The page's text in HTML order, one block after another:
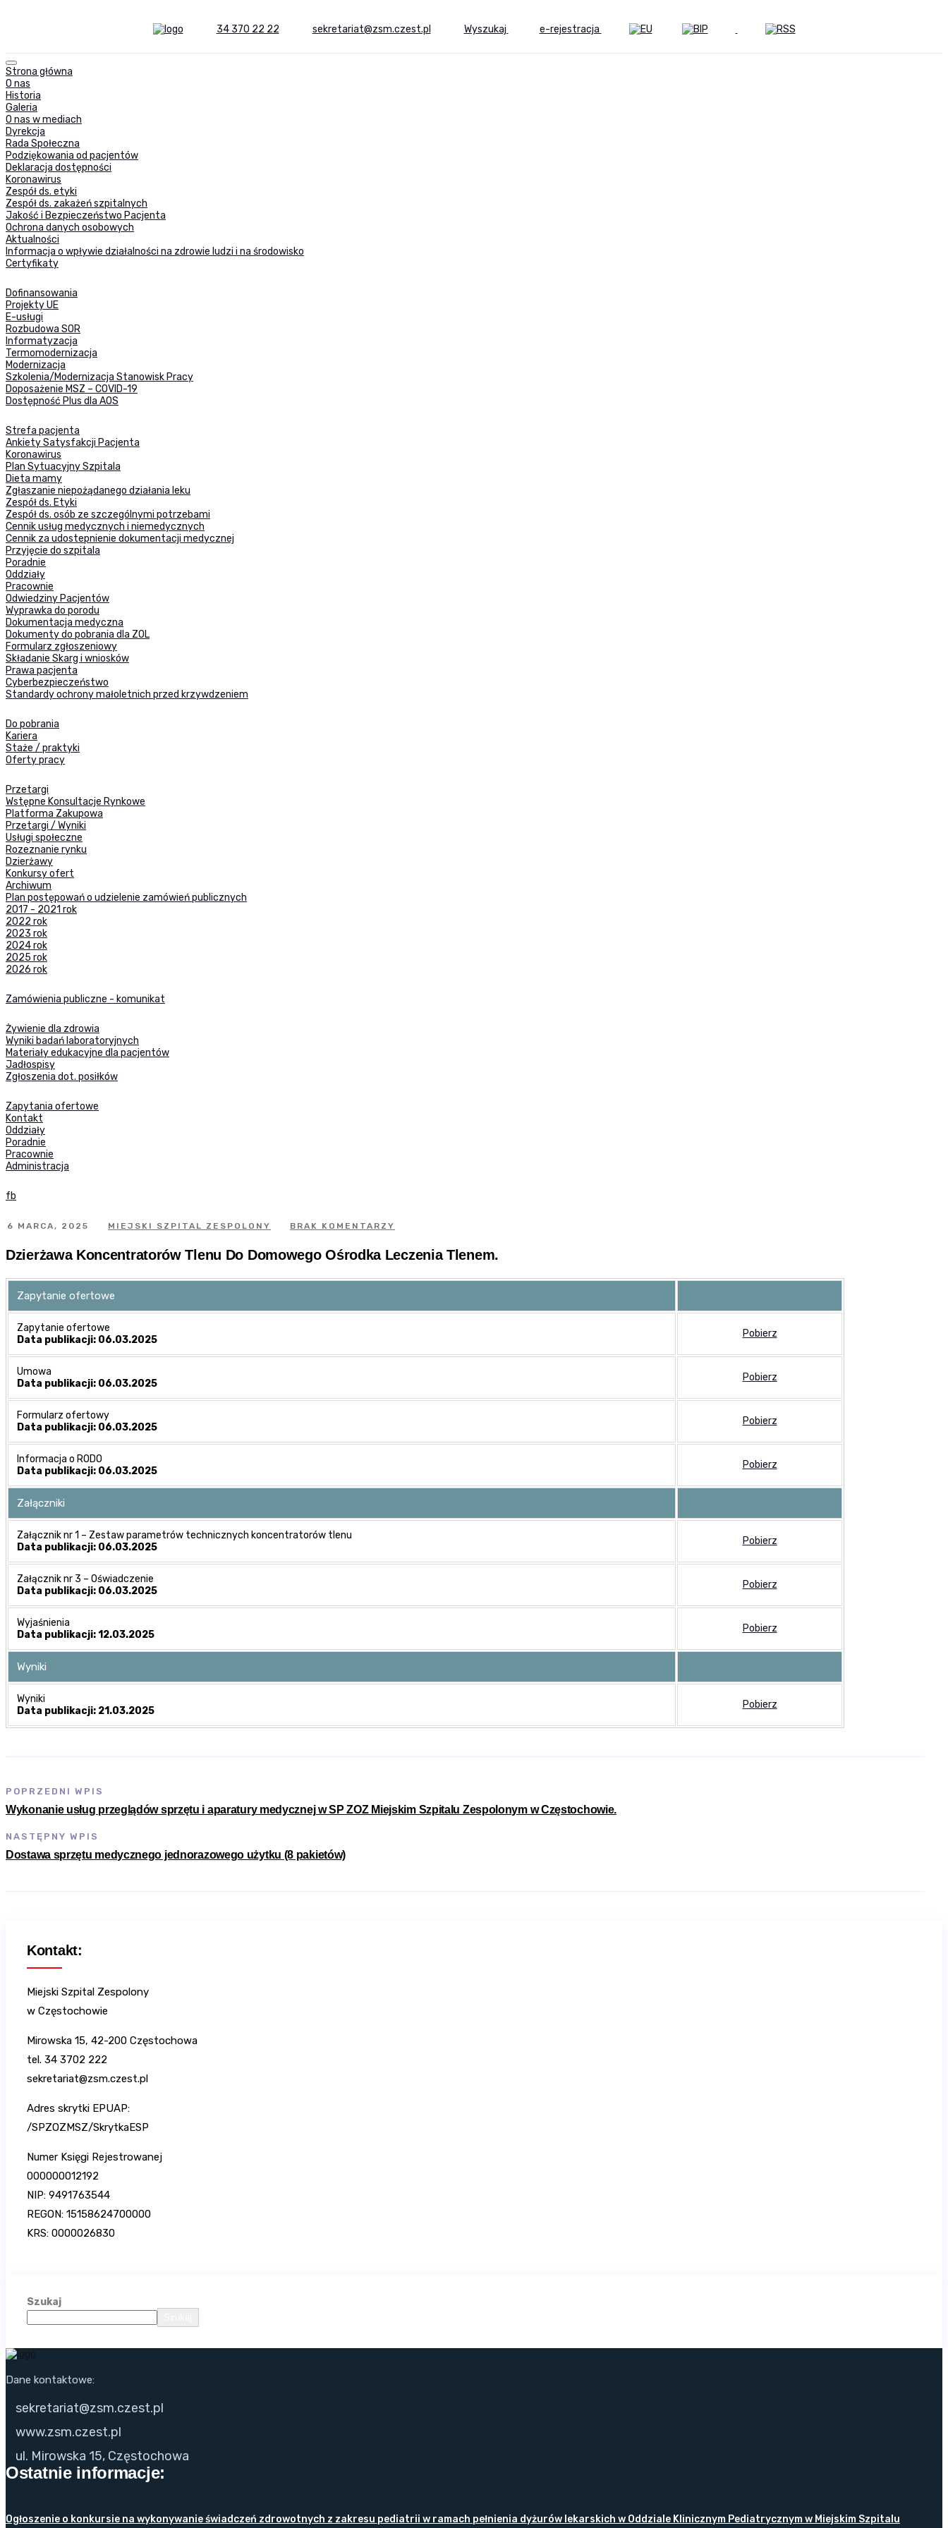
34 370 22 22 sekretariat@zsm.czest.pl Wyszukaj e-rejestracja
Strona główna
O nas
Historia
Galeria
O nas w mediach
Dyrekcja
Rada Społeczna
Podziękowania od pacjentów
Deklaracja dostępności
Koronawirus
Zespół ds. etyki
Zespół ds. zakażeń szpitalnych
Jakość i Bezpieczeństwo Pacjenta
Ochrona danych osobowych
Aktualności
Informacja o wpływie działalności na zdrowie ludzi i na środowisko
Certyfikaty
Dofinansowania
Projekty UE
E-usługi
Rozbudowa SOR
Informatyzacja
Termomodernizacja
Modernizacja
Szkolenia/Modernizacja Stanowisk Pracy
Doposażenie MSZ – COVID-19
Dostępność Plus dla AOS
Strefa pacjenta
Ankiety Satysfakcji Pacjenta
Koronawirus
Plan Sytuacyjny Szpitala
Dieta mamy
Zgłaszanie niepożądanego działania leku
Zespół ds. Etyki
Zespół ds. osób ze szczególnymi potrzebami
Cennik usług medycznych i niemedycznych
Cennik za udostepnienie dokumentacji medycznej
Przyjęcie do szpitala
Poradnie
Oddziały
Pracownie
Odwiedziny Pacjentów
Wyprawka do porodu
Dokumentacja medyczna
Dokumenty do pobrania dla ZOL
Formularz zgłoszeniowy
Składanie Skarg i wniosków
Prawa pacjenta
Cyberbezpieczeństwo
Standardy ochrony małoletnich przed krzywdzeniem
Do pobrania
Kariera
Staże / praktyki
Oferty pracy
Przetargi
Wstępne Konsultacje Rynkowe
Platforma Zakupowa
Przetargi / Wyniki
Usługi społeczne
Rozeznanie rynku
Dzierżawy
Konkursy ofert
Archiwum
Plan postępowań o udzielenie zamówień publicznych
2017 - 2021 rok
2022 rok
2023 rok
2024 rok
2025 rok
2026 rok
Zamówienia publiczne - komunikat
Żywienie dla zdrowia
Wyniki badań laboratoryjnych
Materiały edukacyjne dla pacjentów
Jadłospisy
Zgłoszenia dot. posiłków
Zapytania ofertowe
Kontakt
Oddziały
Poradnie
Pracownie
Administracja
fb
6 MARCA, 2025 MIEJSKI SZPITAL ZESPOLONY BRAK KOMENTARZY
Dzierżawa Koncentratorów Tlenu Do Domowego Ośrodka Leczenia Tlenem.
Zapytanie ofertowe
Zapytanie ofertowe
Data publikacji: 06.03.2025
Pobierz
Umowa
Data publikacji: 06.03.2025
Pobierz
Formularz ofertowy
Data publikacji: 06.03.2025
Pobierz
Informacja o RODO
Data publikacji: 06.03.2025
Pobierz
Załączniki
Załącznik nr 1 – Zestaw parametrów technicznych koncentratorów tlenu
Data publikacji: 06.03.2025
Pobierz
Załącznik nr 3 – Oświadczenie
Data publikacji: 06.03.2025
Pobierz
Wyjaśnienia
Data publikacji: 12.03.2025
Pobierz
Wyniki
Wyniki
Data publikacji: 21.03.2025
Pobierz
POPRZEDNI WPIS
Wykonanie usług przeglądów sprzętu i aparatury medycznej w SP ZOZ Miejskim Szpitalu Zespolonym w Częstochowie.
NASTĘPNY WPIS
Dostawa sprzętu medycznego jednorazowego użytku (8 pakietów)
Kontakt:
Miejski Szpital Zespolony
w Częstochowie
Mirowska 15, 42-200 Częstochowa
tel. 34 3702 222
sekretariat@zsm.czest.pl
Adres skrytki EPUAP:
/SPZOZMSZ/SkrytkaESP
Numer Księgi Rejestrowanej
000000012192
NIP: 9491763544
REGON: 15158624700000
KRS: 0000026830
Szukaj
Dane kontaktowe:
sekretariat@zsm.czest.pl
www.zsm.czest.pl
ul. Mirowska 15, Częstochowa
Ostatnie informacje:
Ogłoszenie o konkursie na wykonywanie świadczeń zdrowotnych z zakresu pediatrii w ramach pełnienia dyżurów lekarskich w Oddziale Klinicznym Pediatrycznym w Miejskim Szpitalu